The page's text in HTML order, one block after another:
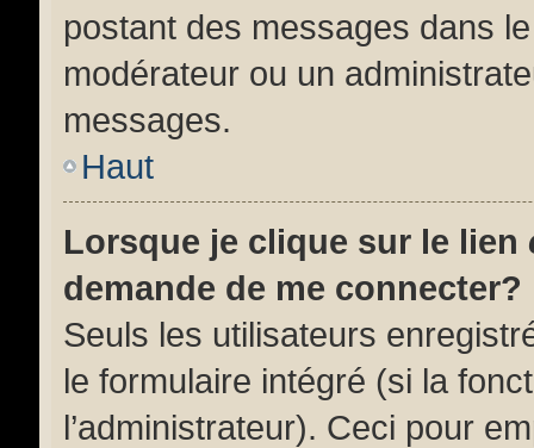
postant des messages dans
modérateur ou un
messages.
Haut
Lorsque je clique sur le lien
demande de me connecter?
Seuls les utilisateurs
le formulaire intégré (si la
l’administrateur). Ceci pour